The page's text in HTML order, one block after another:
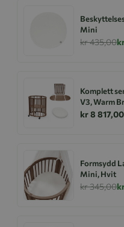
Mini
kr 435,00
Komplett
V3, Warm
extensions
kr 8 817,00
Formsydd
Mini, Hvit
kr 345,00